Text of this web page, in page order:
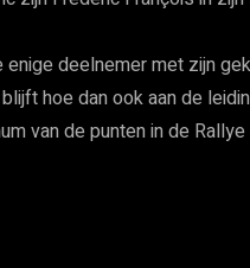
enige deelnemer met zijn
hoe dan ook aan de
van de punten in de